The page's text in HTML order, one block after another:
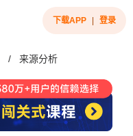
下载APP 登录
/ 来源分析